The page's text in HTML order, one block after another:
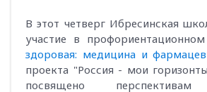
В этот четверг Ибресинская
участие в
здоровая: медицина и
проекта "Россия - мои
посвящено